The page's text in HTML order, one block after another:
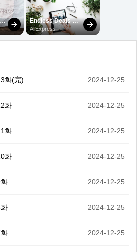
화(完) 2024-12-25
화 2024-12-25
화 2024-12-25
화 2024-12-25
2024-12-25
2024-12-25
2024-12-25